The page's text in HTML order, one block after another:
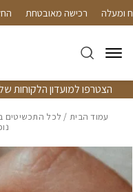
Skip to Contentרכישה מאובטחת
הצטרפו למועדון הלקוחות של טאו וקבלו 10%
עמוד הבית/ לכל התכשיטים
בחזרה למעלה